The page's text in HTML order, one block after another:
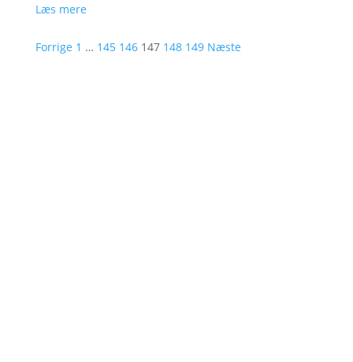
Læs mere
Forrige 1 … 145 146 147 148 149 Næste